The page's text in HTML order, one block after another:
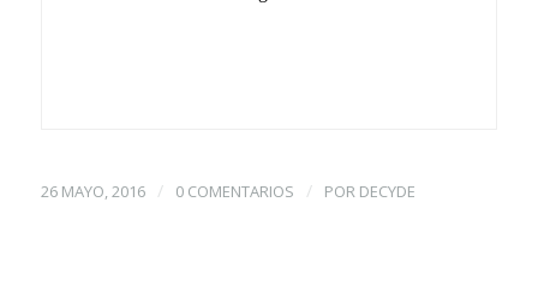
26 MAYO, 2016 / 0 COMENTARIOS / POR DECYDE